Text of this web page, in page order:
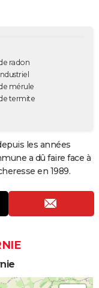
radon
mérule
termite
les années
a dû faire face à
en 1989.